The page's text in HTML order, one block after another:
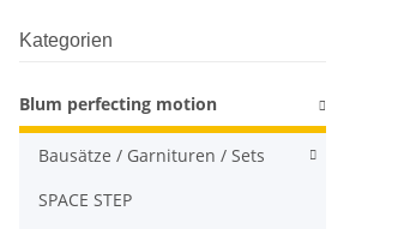
Kategorien
Blum perfecting motion
Bausätze / Garnituren / Sets
SPACE STEP